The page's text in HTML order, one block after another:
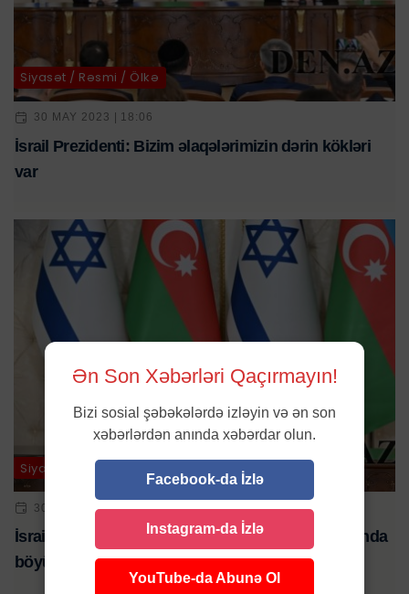
Siyasət / Rəsmi / Ölkə
30 MAY 2023 | 18:06
İsrail Prezidenti: Bizim əlaqələrimizin dərin kökləri
var
Siyasət / Ölkə
30 MAY 2023 | 17:55
İsrail Prezidenti: Azərbaycanın dünyada və regionda
böyük təsirə malik olduğunu görürəm
Ən Son Xəbərləri Qaçırmayın!
Bizi sosial şəbəkələrdə izləyin və ən son
xəbərlərdən anında xəbərdar olun.
Facebook-da İzlə
Instagram-da İzlə
YouTube-da Abunə Ol